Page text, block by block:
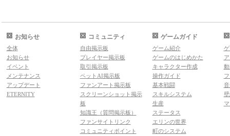
お知らせ
全体
お知らせ
イベント
メンテナンス
アップデート
ETERNITY
コミュニティ
自由掲示板
プレイヤー掲示板
取引掲示板
ペットAI掲示板
ファンアート掲示板
スクリーンショット掲示
板
知識王（質問掲示板）
ファンサイトリンク
コミュニティポイント
ゲームガイド
ゲーム紹介
ゲームのはじめかた
キャラクター作成
操作ガイド
基本戦闘
スキルシステム
生産
ステータス
エリンの世界
町のシステム